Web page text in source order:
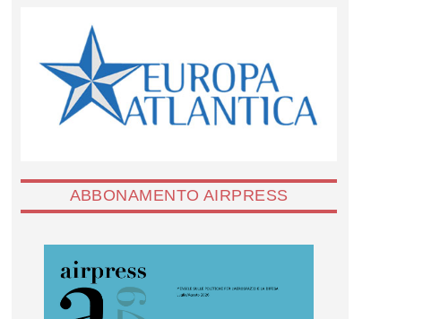
ABBONAMENTO AIRPRESS